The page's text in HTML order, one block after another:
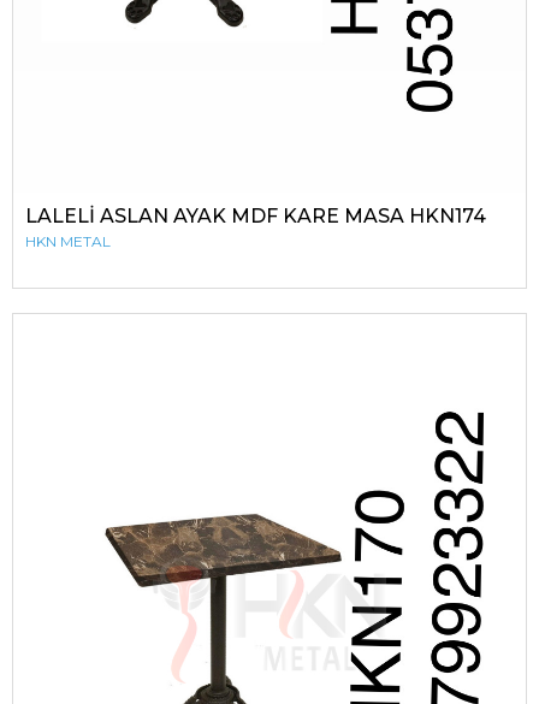
LALELİ ASLAN AYAK MDF KARE MASA HKN174
HKN METAL